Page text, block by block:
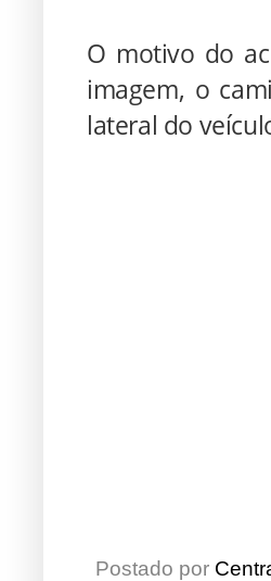
O motivo do
imagem, o
lateral do
Postado por